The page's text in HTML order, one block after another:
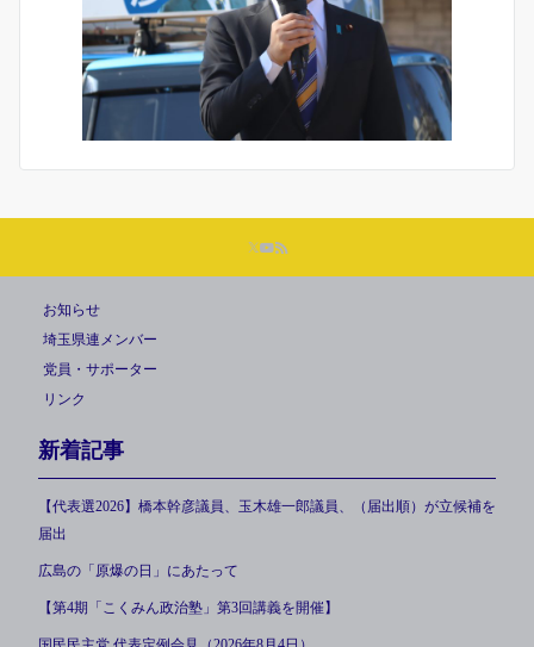
お知らせ
埼玉県連メンバー
党員・サポーター
リンク
新着記事
【代表選2026】橋本幹彦議員、玉木雄一郎議員、（届出順）が立候補を
届出
広島の「原爆の日」にあたって
【第4期「こくみん政治塾」第3回講義を開催】